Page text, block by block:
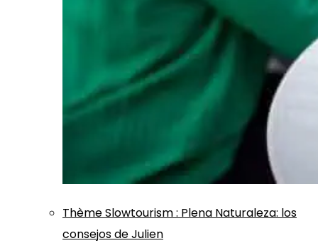
ThèmeSlowtourism: Plena Naturaleza: los
consejos de Julien